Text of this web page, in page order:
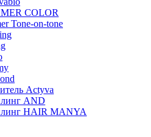
COLOR
Tone-on-tone
Actyva
AND
HAIR MANYA